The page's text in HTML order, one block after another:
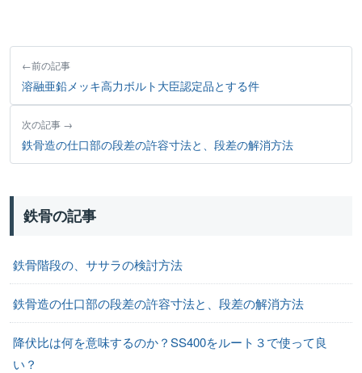
前の記事
溶融亜鉛メッキ高力ボルト大臣認定品とする件
次の記事
鉄骨造の仕口部の段差の許容寸法と、段差の解消方法
鉄骨の記事
鉄骨階段の、ササラの検討方法
鉄骨造の仕口部の段差の許容寸法と、段差の解消方法
降伏比は何を意味するのか？SS400をルート３で使って良
い？